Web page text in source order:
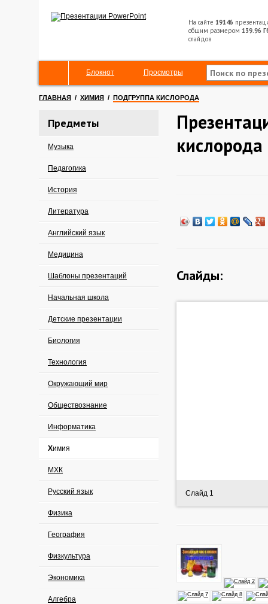
На сайте 19146
общим размером 139.96
слайдов
Блокнот Просмотры
ГЛАВНАЯ / ХИМИЯ / ПОДГРУППА КИСЛОРОДА
Предметы
Музыка
Педагогика
История
Литература
Английский язык
Медицина
Шаблоны презентаций
Начальная школа
Детские презентации
Биология
Технология
Окружающий мир
Обществознание
Информатика
Химия
МХК
Русский язык
Физика
География
Физкультура
Экономика
Алгебра
кислорода
Слайды:
Слайд 1